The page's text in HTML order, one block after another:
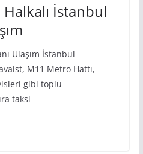
Halkalı İstanbul
Ulaşım İstanbul
M11 Metro Hattı,
gibi toplu
taksi